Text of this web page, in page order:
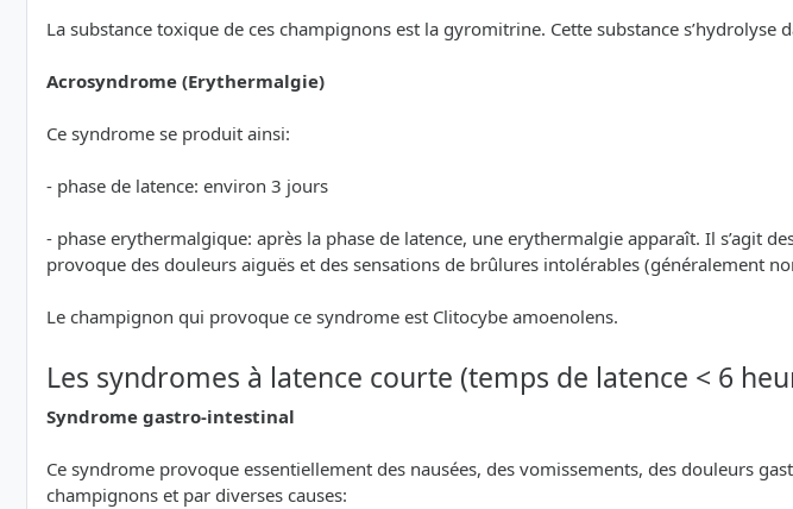
La substance toxique de ces champignons est la gyromitrine. Cette substance s’hydrolyse
Acrosyndrome (Erythermalgie)
Ce syndrome se produit ainsi:
- phase de latence: environ 3 jours
- phase erythermalgique: après la phase de latence, une erythermalgie apparaît. Il s’agit
provoque des douleurs aiguës et des sensations de brûlures intolérables (généralement
Le champignon qui provoque ce syndrome est Clitocybe amoenolens.
Les syndromes à latence courte (temps de latence < 6
Syndrome gastro-intestinal
Ce syndrome provoque essentiellement des nausées, des vomissements, des douleurs
champignons et par diverses causes: